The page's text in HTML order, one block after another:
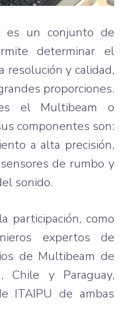
es un conjunto de
determinar el
resolución y calidad,
proporciones.
el Multibeam o
componentes son:
a alta precisión,
de rumbo y
sonido.
participación, como
expertos de
de Multibeam de
Chile y Paraguay,
ITAIPU de ambas